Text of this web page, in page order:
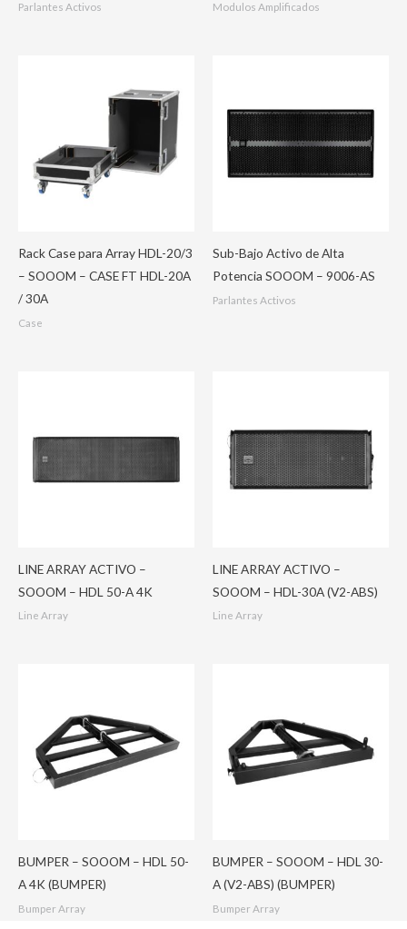
Parlantes Activos Modulos Amplificados
Rack Case para Array HDL-20/3
– SOOOM – CASE FT HDL-20A
/ 30A
Case
Sub-Bajo Activo de Alta
Potencia SOOOM – 9006-AS
Parlantes Activos
LINE ARRAY ACTIVO –
SOOOM – HDL 50-A 4K
Line Array
LINE ARRAY ACTIVO –
SOOOM – HDL-30A (V2-ABS)
Line Array
BUMPER – SOOOM – HDL 50-
A 4K (BUMPER)
Bumper Array
BUMPER – SOOOM – HDL 30-
A (V2-ABS) (BUMPER)
Bumper Array